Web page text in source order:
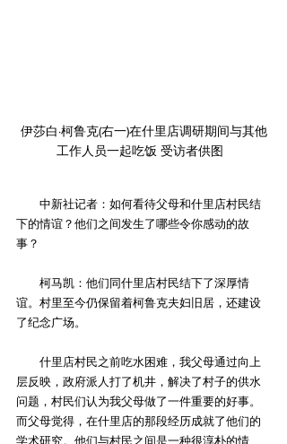
伊莎白·柯鲁克(右一)在什里店调研期间与其他
工作人员一起吃饭 受访者供图
中新社记者：如何看待父母和什里店村民结
下的情谊？他们之间发生了哪些令你感动的故
事？
柯马凯：他们同什里店村民结下了深厚情
谊。村里至今仍保留着柯鲁克夫妇旧居，还建设
了纪念广场。
什里店村民之前吃水困难，我父母通过向上
层反映，政府派人打了机井，解决了村子的供水
问题，村民们认为我父母做了一件重要的好事。
而父母觉得，在什里店的那段经历成就了他们的
学术研究。他们与村民之间是一种很淳朴的情